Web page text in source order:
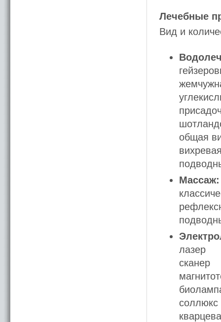
Лечебные
Вид и
общая
Массаж:
лазер
сканер
соллюкс